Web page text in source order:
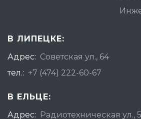
В ЛИПЕЦКЕ:
Адрес: Советская ул., 64
тел.: +7 (474) 222-60-67
В ЕЛЬЦЕ:
Адрес: Радиотехническая ул., 5